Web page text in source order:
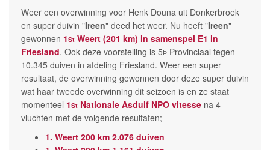
Weer een overwinning voor Henk Douna uit Donkerbroek
en super duivin "Ireen" deed het weer. Nu heeft "Ireen"
gewonnen 1St Weert (201 km) in samenspel E1 in
Friesland. Ook deze voorstelling is 5Þ Provinciaal tegen
10.345 duiven in afdeling Friesland. Weer een super
resultaat, de overwinning gewonnen door deze super duivin
wat haar tweede overwinning dit seizoen is en ze staat
momenteel 1St Nationale Asduif NPO vitesse na 4
vluchten met de volgende resultaten;
1. Weert 200 km 2.076 duiven